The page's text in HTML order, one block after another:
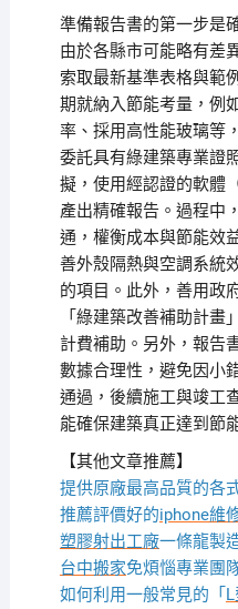
準備報告書的第一步是
由於各縣市可能略有差
索取最新基準表格與範
期就納入節能考量，例
率、採用高性能玻璃等
委託具有綠建築專業證
擬，使用經認證的軟體
產出精確報告。過程中
通，權衡成本與節能效
善外殼隔熱與空調系統
的項目。此外，善用政
「綠建築改善補助計畫
計費補助。另外，報告
數據合理性，避免因小
通過，後續施工與竣工
能確保建築真正達到節
【其他文章推薦】
提供原廠最高品質的各
推薦評價好的iphone維
塑膠射出工廠一條龍製
台中搬家免煩惱專業團
如何利用一般常見的「